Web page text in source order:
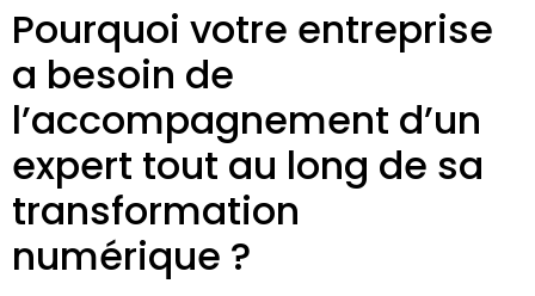
Pourquoi votre entreprise
a besoin de
l’accompagnement d’un
expert tout au long de sa
transformation
numérique ?